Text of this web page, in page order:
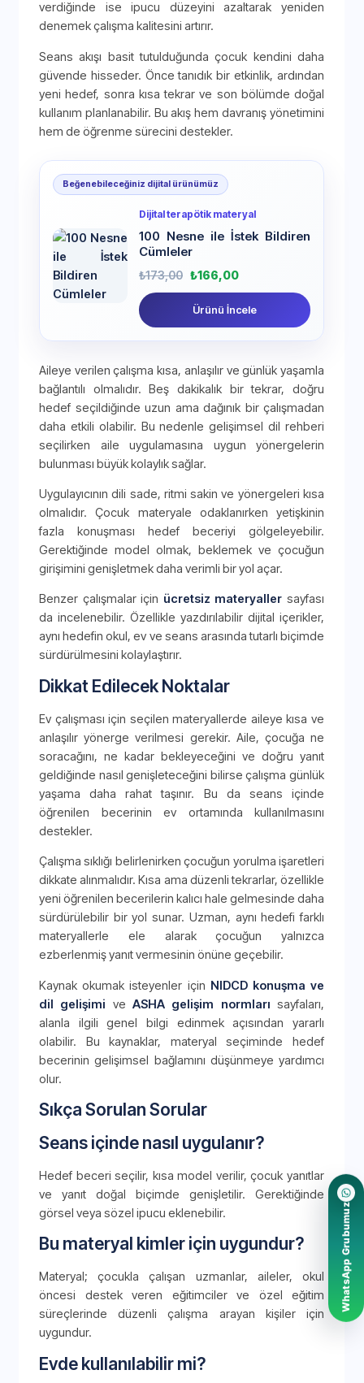
verdiğinde ise ipucu düzeyini azaltarak yeniden
denemek çalışma kalitesini artırır.
Seans akışı basit tutulduğunda çocuk kendini daha
güvende hisseder. Önce tanıdık bir etkinlik, ardından
yeni hedef, sonra kısa tekrar ve son bölümde doğal
kullanım planlanabilir. Bu akış hem davranış yönetimini
hem de öğrenme sürecini destekler.
Beğenebileceğiniz dijital ürünümüz
Dijital terapötik materyal
100 Nesne ile İstek Bildiren
Cümleler
₺173,00 ₺166,00
Ürünü İncele
Aileye verilen çalışma kısa, anlaşılır ve günlük yaşamla
bağlantılı olmalıdır. Beş dakikalık bir tekrar, doğru
hedef seçildiğinde uzun ama dağınık bir çalışmadan
daha etkili olabilir. Bu nedenle gelişimsel dil rehberi
seçilirken aile uygulamasına uygun yönergelerin
bulunması büyük kolaylık sağlar.
Uygulayıcının dili sade, ritmi sakin ve yönergeleri kısa
olmalıdır. Çocuk materyale odaklanırken yetişkinin
fazla konuşması hedef beceriyi gölgeleyebilir.
Gerektiğinde model olmak, beklemek ve çocuğun
girişimini genişletmek daha verimli bir yol açar.
Benzer çalışmalar için ücretsiz materyaller sayfası
da incelenebilir. Özellikle yazdırılabilir dijital içerikler,
aynı hedefin okul, ev ve seans arasında tutarlı biçimde
sürdürülmesini kolaylaştırır.
Dikkat Edilecek Noktalar
Ev çalışması için seçilen materyallerde aileye kısa ve
anlaşılır yönerge verilmesi gerekir. Aile, çocuğa ne
soracağını, ne kadar bekleyeceğini ve doğru yanıt
geldiğinde nasıl genişleteceğini bilirse çalışma günlük
yaşama daha rahat taşınır. Bu da seans içinde
öğrenilen becerinin ev ortamında kullanılmasını
destekler.
Çalışma sıklığı belirlenirken çocuğun yorulma işaretleri
dikkate alınmalıdır. Kısa ama düzenli tekrarlar, özellikle
yeni öğrenilen becerilerin kalıcı hale gelmesinde daha
sürdürülebilir bir yol sunar. Uzman, aynı hedefi farklı
materyallerle ele alarak çocuğun yalnızca
ezberlenmiş yanıt vermesinin önüne geçebilir.
Kaynak okumak isteyenler için NIDCD konuşma ve
dil gelişimi veASHA gelişim normları sayfaları,
alanla ilgili genel bilgi edinmek açısından yararlı
olabilir. Bu kaynaklar, materyal seçiminde hedef
becerinin gelişimsel bağlamını düşünmeye yardımcı
olur.
Sıkça Sorulan Sorular
Seans içinde nasıl uygulanır?
Hedef beceri seçilir, kısa model verilir, çocuk yanıtlar
ve yanıt doğal biçimde genişletilir. Gerektiğinde
görsel veya sözel ipucu eklenebilir.
Bu materyal kimler için uygundur?
Materyal; çocukla çalışan uzmanlar, aileler, okul
öncesi destek veren eğitimciler ve özel eğitim
süreçlerinde düzenli çalışma arayan kişiler için
uygundur.
Evde kullanılabilir mi?
WhatsApp Grubumuz